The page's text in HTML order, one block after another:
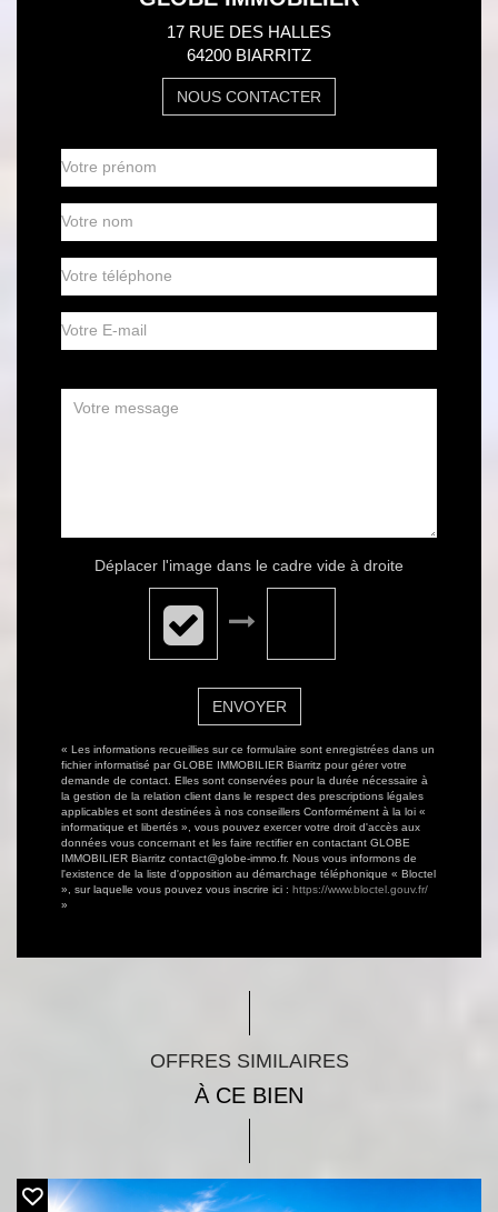
17 RUE DES HALLES
64200 BIARRITZ
NOUS CONTACTER
Déplacer l'image dans le cadre vide à droite
ENVOYER
« Les informations recueillies sur ce formulaire sont enregistrées dans un
fichier informatisé par GLOBE IMMOBILIER Biarritz pour gérer votre
demande de contact. Elles sont conservées pour la durée nécessaire à
la gestion de la relation client dans le respect des prescriptions légales
applicables et sont destinées à nos conseillers Conformément à la loi «
informatique et libertés », vous pouvez exercer votre droit d'accès aux
données vous concernant et les faire rectifier en contactant GLOBE
IMMOBILIER Biarritz contact@globe-immo.fr. Nous vous informons de
l'existence de la liste d'opposition au démarchage téléphonique « Bloctel
», sur laquelle vous pouvez vous inscrire ici : https://www.bloctel.gouv.fr/
»
OFFRES SIMILAIRES
À CE BIEN